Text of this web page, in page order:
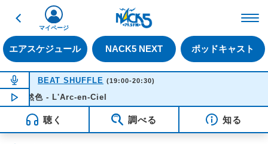
戻る
エアスケジュール NACK5 NEXT ポッドキャスト
マイページ
NOW ON AIR
BEAT SHUFFLE (19:00-20:30)
NOW PLAYING19:15
- L'Arc-en-Ciel
聴く 調べる 知る